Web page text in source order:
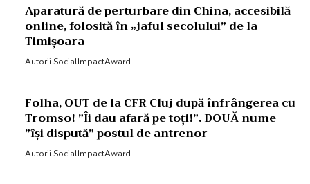
Aparatură de perturbare din China, accesibilă
online, folosită în „jaful secolului” de la
Timișoara
Autorii SocialImpactAward
Folha, OUT de la CFR Cluj după înfrângerea cu
Tromso! ”Îi dau afară pe toți!”. DOUĂ nume
”își dispută” postul de antrenor
Autorii SocialImpactAward